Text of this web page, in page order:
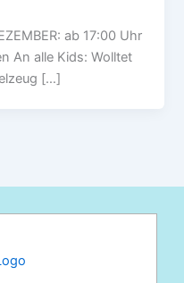
ab 17:00 Uhr
An alle Kids: Wolltet
[…]